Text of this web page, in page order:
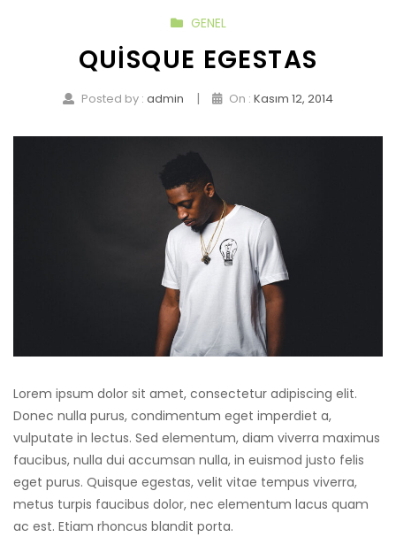
GENEL
QUISQUE EGESTAS
Posted by : admin | On : Kasım 12, 2014
Lorem ipsum dolor sit amet, consectetur adipiscing elit.
Donec nulla purus, condimentum eget imperdiet a,
vulputate in lectus. Sed elementum, diam viverra maximus
faucibus, nulla dui accumsan nulla, in euismod justo felis
eget purus. Quisque egestas, velit vitae tempus viverra,
metus turpis faucibus dolor, nec elementum lacus quam
ac est. Etiam rhoncus blandit porta.